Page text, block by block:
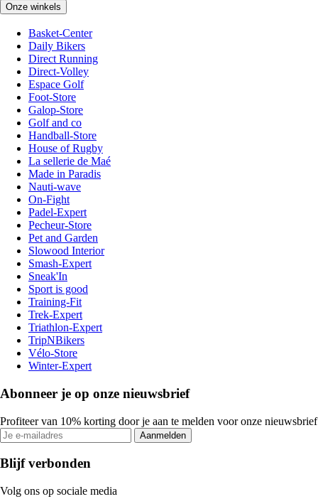
Onze winkels
Basket-Center
Daily Bikers
Direct Running
Direct-Volley
Espace Golf
Foot-Store
Galop-Store
Golf and co
Handball-Store
House of Rugby
La sellerie de Maé
Made in Paradis
Nauti-wave
On-Fight
Padel-Expert
Pecheur-Store
Pet and Garden
Slowood Interior
Smash-Expert
Sneak'In
Sport is good
Training-Fit
Trek-Expert
Triathlon-Expert
TripNBikers
Vélo-Store
Winter-Expert
Abonneer je op onze nieuwsbrief
Profiteer van 10% korting door je aan te melden voor onze nieuwsbrief
Aanmelden
Blijf verbonden
Volg ons op sociale media